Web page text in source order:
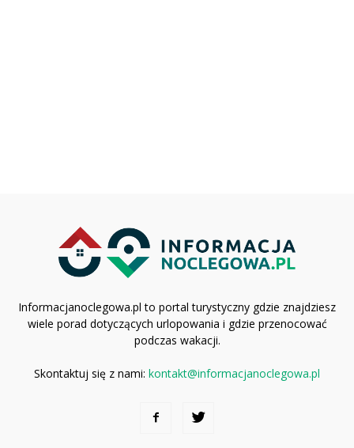
Informacjanoclegowa.pl to portal turystyczny gdzie znajdziesz
wiele porad dotyczących urlopowania i gdzie przenocować
podczas wakacji.
Skontaktuj się z nami: kontakt@informacjanoclegowa.pl